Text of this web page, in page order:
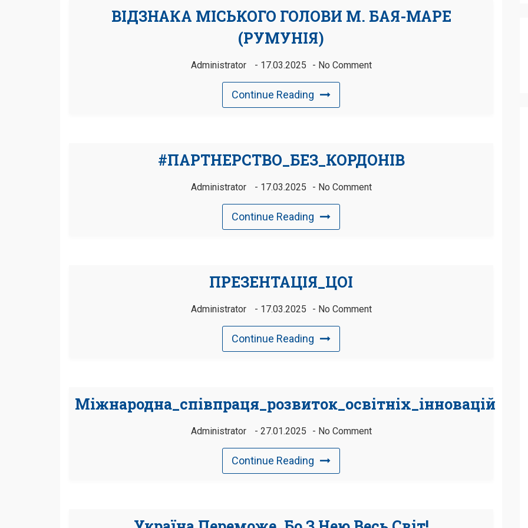
ВІДЗНАКА МІСЬКОГО ГОЛОВИ М. БАЯ-МАРЕ
(РУМУНІЯ)
Administrator 17.03.2025 No Comment
Continue Reading
#ПАРТНЕРСТВО_БЕЗ_КОРДОНІВ
Administrator 17.03.2025 No Comment
Continue Reading
ПРЕЗЕНТАЦІЯ_ЦОІ
Administrator 17.03.2025 No Comment
Continue Reading
Міжнародна_співпраця_розвиток_освітніх_інновацій
Administrator 27.01.2025 No Comment
Continue Reading